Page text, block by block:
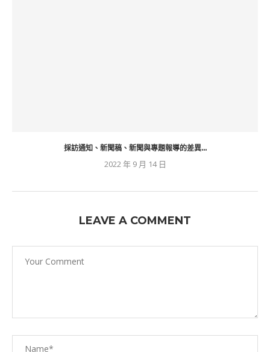
採訪通知、新聞稿、新聞與專題報導的差異...
2022 年 9 月 14 日
LEAVE A COMMENT